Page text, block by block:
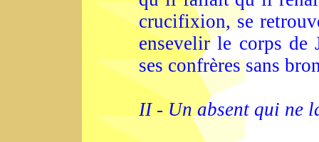
crucifixion, se
ensevelir le corps de
ses confrères sans
II - Un absent qui ne